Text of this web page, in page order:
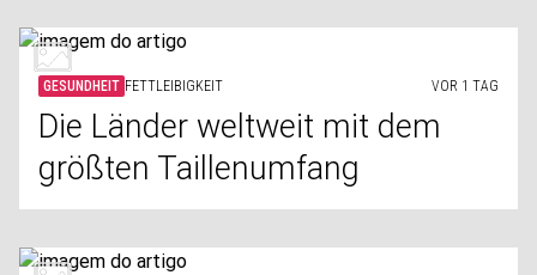
GESUNDHEIT FETTLEIBIGKEIT VOR 1 TAG
Die Länder weltweit mit dem
größten Taillenumfang